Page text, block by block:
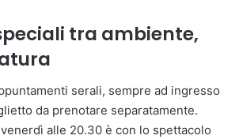
tra ambiente,
serali, sempre ad ingresso
da prenotare separatamente.
venerdì alle 20.30 è con lo spettacolo